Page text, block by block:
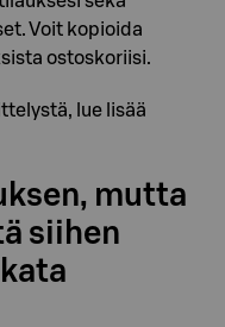
Voit kopioida
ostoskoriisi.
lue lisää
mutta
siihen